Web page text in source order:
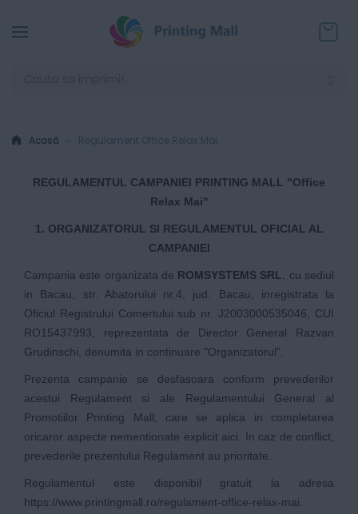
Acasă Regulament Office Relax Mai
REGULAMENTUL CAMPANIEI PRINTING MALL "Office
Relax Mai"
1. ORGANIZATORUL SI REGULAMENTUL OFICIAL AL
CAMPANIEI
Campania este organizata de ROMSYSTEMS SRL
, cu sediul
in Bacau, str. Abatorului nr.4, jud. Bacau, inregistrata la
Oficiul Registrului Comertului sub nr. J2003000535046, CUI
RO15437993, reprezentata de Director General Razvan
Grudinschi, denumita in continuare "Organizatorul".
Prezenta campanie se desfasoara conform prevederilor
acestui Regulament si ale Regulamentului General al
Promotiilor Printing Mall , care se aplica in completarea
oricaror aspecte nementionate explicit aici. In caz de conflict,
prevederile prezentului Regulament au prioritate.
Regulamentul este disponibil gratuit la adresa
https://www.printingmall.ro/regulament-office-relax-mai